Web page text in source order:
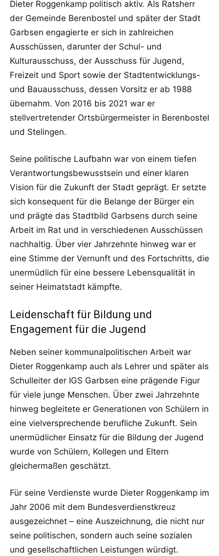
Dieter Roggenkamp politisch aktiv. Als Ratsherr
der Gemeinde Berenbostel und später der Stadt
Garbsen engagierte er sich in zahlreichen
Ausschüssen, darunter der Schul- und
Kulturausschuss, der Ausschuss für Jugend,
Freizeit und Sport sowie der Stadtentwicklungs-
und Bauausschuss, dessen Vorsitz er ab 1988
übernahm. Von 2016 bis 2021 war er
stellvertretender Ortsbürgermeister in Berenbostel
und Stelingen.
Seine politische Laufbahn war von einem tiefen
Verantwortungsbewusstsein und einer klaren
Vision für die Zukunft der Stadt geprägt. Er setzte
sich konsequent für die Belange der Bürger ein
und prägte das Stadtbild Garbsens durch seine
Arbeit im Rat und in verschiedenen Ausschüssen
nachhaltig. Über vier Jahrzehnte hinweg war er
eine Stimme der Vernunft und des Fortschritts, die
unermüdlich für eine bessere Lebensqualität in
seiner Heimatstadt kämpfte.
Leidenschaft für Bildung und
Engagement für die Jugend
Neben seiner kommunalpolitischen Arbeit war
Dieter Roggenkamp auch als Lehrer und später als
Schulleiter der IGS Garbsen eine prägende Figur
für viele junge Menschen. Über zwei Jahrzehnte
hinweg begleitete er Generationen von Schülern in
eine vielversprechende berufliche Zukunft. Sein
unermüdlicher Einsatz für die Bildung der Jugend
wurde von Schülern, Kollegen und Eltern
gleichermaßen geschätzt.
Für seine Verdienste wurde Dieter Roggenkamp im
Jahr 2006 mit dem Bundesverdienstkreuz
ausgezeichnet – eine Auszeichnung, die nicht nur
seine politischen, sondern auch seine sozialen
und gesellschaftlichen Leistungen würdigt.